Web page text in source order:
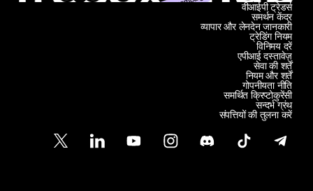
समर्थन केंद्र
व्यापार और लेनदेन जानकारी
वीआईपी ट्रेडर्स
ट्रेडिंग नियम
विनिमय दरें
एपीआई दस्तावेज़
सेवा की शर्तें
नियम और शर्तें
गोपनीयता नीति
समर्थित क्रिप्टोकुरेंसी
सन्दर्भ ग्रंथ
संपत्तियों की तुलना करें